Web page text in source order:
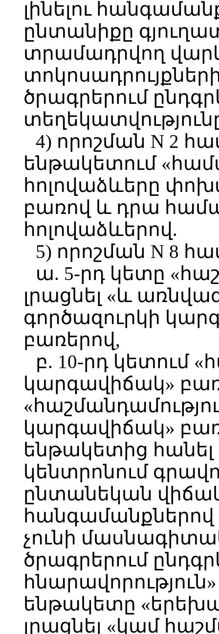
լինելու
ընտանիքը
տրամադրվող
ծրագրերում
4) որոշման N 2
ենթակետում
հոլովաձևերը
բառով և դրա
հոլովաձևերով.
5) որոշման N 8
ա. 5-րդ կետը
լրացնել «և
գործազուրկի
բառերով,
բ. 10-րդ կետում
կարգավիճակ»
կարգավիճակ»
ենթակետից
կենտրոնում
ընտանեկան
չունի
ծրագրերում
ենթակետը
լրացնել «կամ